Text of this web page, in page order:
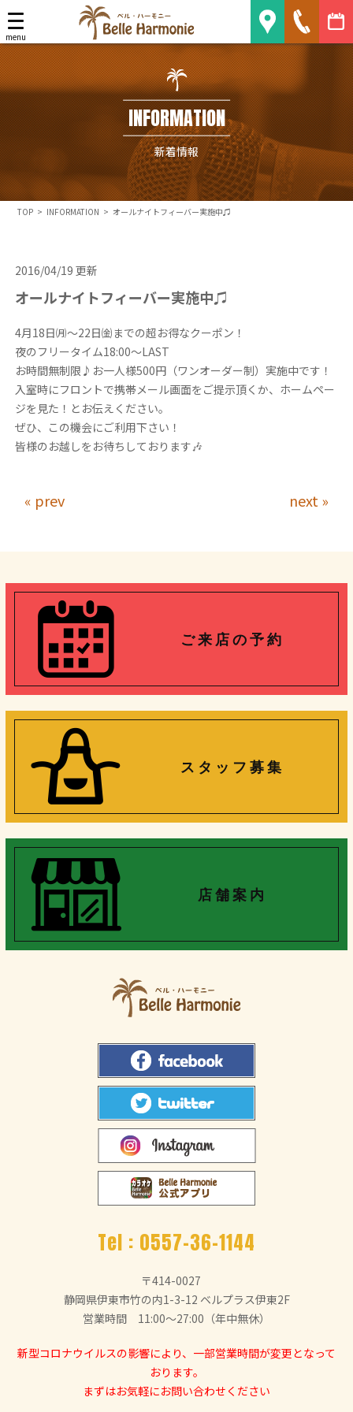
menu
INFORMATION
新着情報
TOP > INFORMATION > オールナイトフィーバー実施中♫
2016/04/19 更新
オールナイトフィーバー実施中♫
4月18日㈪～22日㈮までの超お得なクーポン！
夜のフリータイム18:00～LAST
お時間無制限♪お一人様500円（ワンオーダー制）実施中です！
入室時にフロントで携帯メール画面をご提示頂くか、ホームペー
ジを見た！とお伝えください。
ぜひ、この機会にご利用下さい！
皆様のお越しをお待ちしております🎶
« prev next »
ご 来 店 の 予 約
ス タ ッ フ 募 集
店 舗 案 内
Tel : 0557-36-1144
〒414-0027
静岡県伊東市竹の内1-3-12 ベルプラス伊東2F
営業時間 11:00～27:00（年中無休）
新型コロナウイルスの影響により、一部営業時間が変更となって
おります。
まずはお気軽にお問い合わせください